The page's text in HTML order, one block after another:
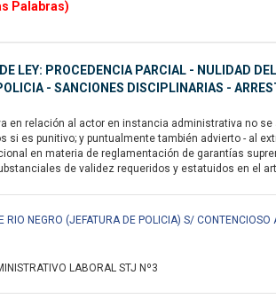
Palabras)
LEY: PROCEDENCIA PARCIAL - NULIDAD
- SANCIONES DISCIPLINARIAS -
en relación al actor en instancia administrativa no
es punitivo; y puntualmente también advierto - al
en materia de reglamentación de garantías
de validez requeridos y estatuidos en el
NEGRO (JEFATURA DE POLICIA) S/ CONTENCIOSO
LABORAL STJ Nº3